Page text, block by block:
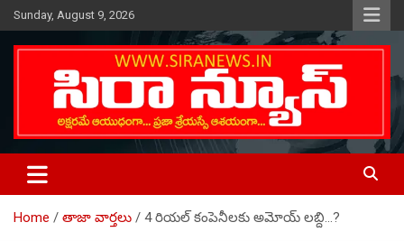
Skip
to
content
Sunday, August 9, 2026
SIRA NEWS
Telugu Online News Daily
Home తాజా వార్తలు 4 రియల్ కంపెనీలకు అమోయ్ లబ్ది…?